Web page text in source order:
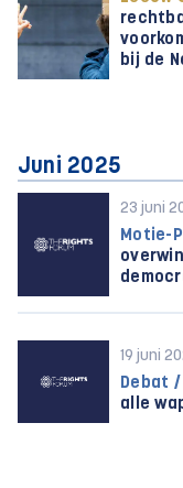
bij de
Juni 2025
23 juni
Motie-
19 juni
Debat /
alle